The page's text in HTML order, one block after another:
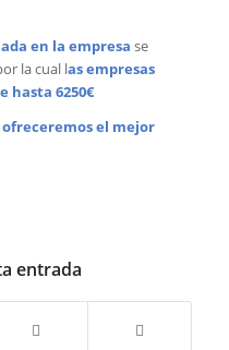
en la empresa se
la cual las empresas
hasta 6250€
ofreceremos el mejor
entrada